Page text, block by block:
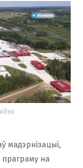
мадэрнізацыі,
на